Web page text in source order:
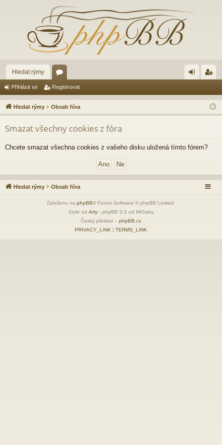
Hledat rýmy
ór
a lá
sit
ist
ro
Přihlásit se Registrovat
Hledat rýmy Obsah fóra
Smazat všechny cookies z fóra
Chcete smazat všechna cookies z vašeho disku uložená tímto fórem?
Hledat rýmy Obsah fóra
Založeno na phpBB® Forum Software © phpBB Limited
Style od Arty - phpBB 3.3 od MrGaby
Český překlad – phpBB.cz
PRIVACY_LINK | TERMS_LINK